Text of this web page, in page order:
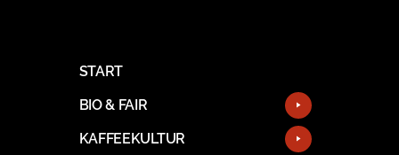
START
BIO & FAIR
KAFFEEKULTUR